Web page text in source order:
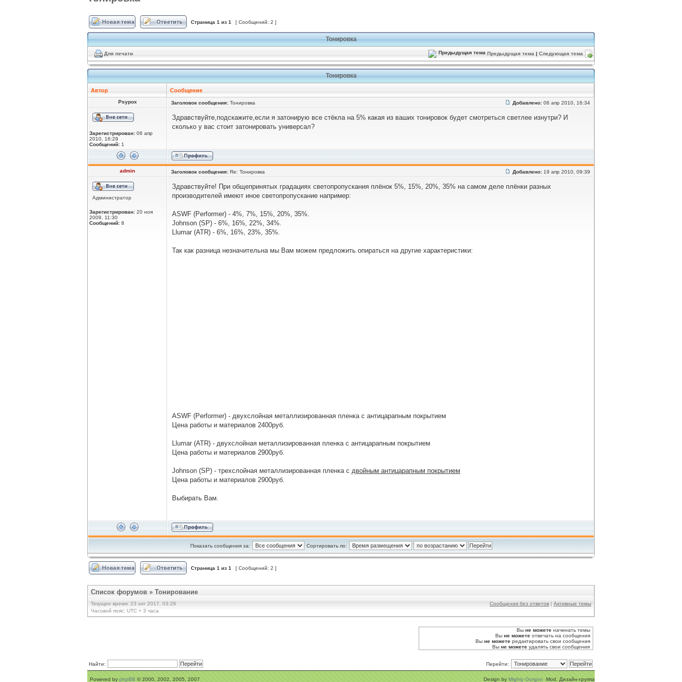
Страница 1 из 1 [ Сообщений: 2 ]
Тонировка
Для печати Предыдущая тема | Следующая тема
Тонировка
Автор Сообщение
Psypox Заголовок сообщения: Тонировка Добавлено: 06 апр 2010, 16:34
Зарегистрирован: 06 апр
2010, 16:29
Сообщений: 1
Здравствуйте,подскажите,если я затонирую все стёкла на 5% какая из ваших тонировок будет смотреться светлее изнутри? И
сколько у вас стоит затонировать универсал?
admin Заголовок сообщения: Re: Тонировка Добавлено: 19 апр 2010, 09:39
Администратор
Зарегистрирован: 20 ноя
2009, 11:30
Сообщений: 8
Здравствуйте! При общепринятых градациях светопропускания плёнок 5%, 15%, 20%, 35% на самом деле плёнки разных
производителей имеют иное светопропускание например:
ASWF (Performer) - 4%, 7%, 15%, 20%, 35%.
Johnson (SP) - 6%, 16%, 22%, 34%.
Llumar (ATR) - 6%, 16%, 23%, 35%.
Так как разница незначительна мы Вам можем предложить опираться на другие характеристики:
ASWF (Performer) - двухслойная металлизированная пленка с антицарапным покрытием
Цена работы и материалов 2400руб.
Llumar (ATR) - двухслойная металлизированная пленка с антицарапным покрытием
Цена работы и материалов 2900руб.
Johnson (SP) - трехслойная металлизированная пленка с двойным антицарапным покрытием
Цена работы и материалов 2900руб.
Выбирать Вам.
Показать сообщения за: Сортировать по:
Страница 1 из 1 [ Сообщений: 2 ]
Список форумов » Тонирование
Текущее время: 23 окт 2017, 03:28
Часовой пояс: UTC + 3 часа
Сообщения без ответов | Активные темы
Вы не можете начинать темы
Вы не можете отвечать на сообщения
Вы не можете редактировать свои сообщения
Вы не можете удалять свои сообщения
Найти: Перейти:
Powered by phpBB © 2000, 2002, 2005, 2007 Design by Mighty Gorgon Mod. Дизайн-группа